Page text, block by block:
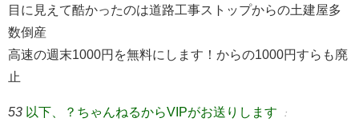
目に見えて酷かったのは道路工事ストップからの土建屋多
数倒産
高速の週末1000円を無料にします！からの1000円すらも廃
止
53 以下、？ちゃんねるからVIPがお送りします ：